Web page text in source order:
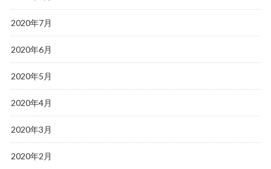
2020年7月
2020年6月
2020年5月
2020年4月
2020年3月
2020年2月